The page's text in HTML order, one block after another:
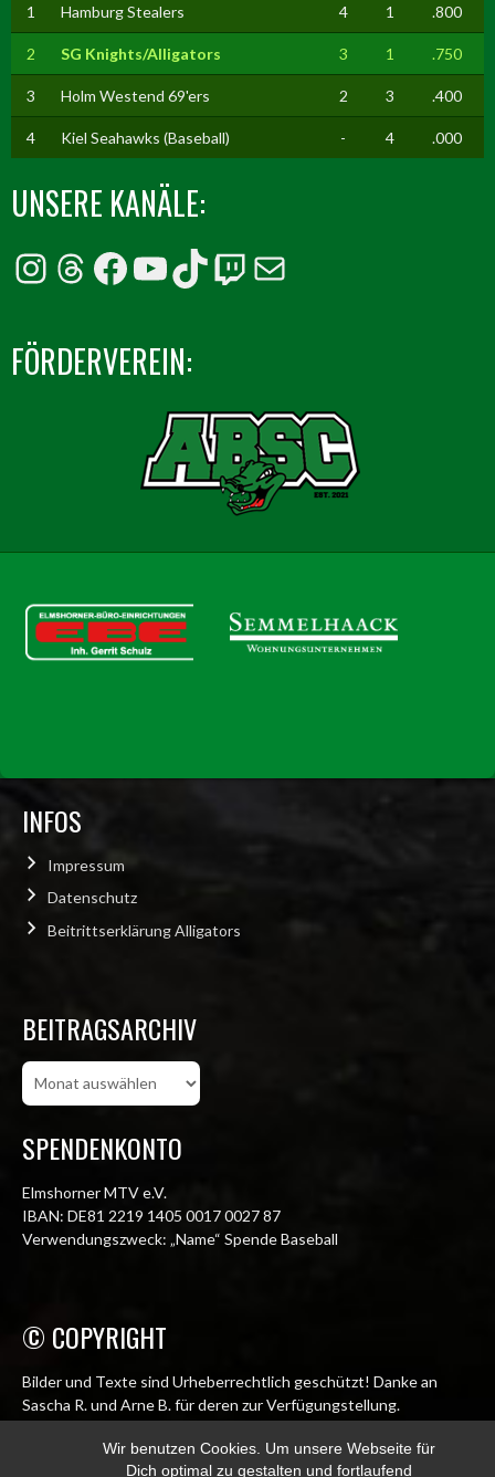
Wir benutzen Cookies. Um unsere Webseite für
Dich optimal zu gestalten und fortlaufend
1 Hamburg Stealers 4 1 .800
2 SG Knights/Alligators 3 1 .750
3 Holm Westend 69'ers 2 3 .400
4 Kiel Seahawks (Baseball) - 4 .000
UNSERE KANÄLE:
Instagram
Threads
Facebook
YouTube
TikTok
Twitch
E-Mail
FÖRDERVEREIN:
INFOS
Impressum
Datenschutz
Beitrittserklärung Alligators
BEITRAGSARCHIV
Beitragsarchiv
SPENDENKONTO
Elmshorner MTV e.V.
IBAN: DE81 2219 1405 0017 0027 87
Verwendungszweck: „Name“ Spende Baseball
© COPYRIGHT
Bilder und Texte sind Urheberrechtlich geschützt! Danke an
Sascha R. und Arne B. für deren zur Verfügungstellung.
© Elmshorn Alligators 1998 – 2026